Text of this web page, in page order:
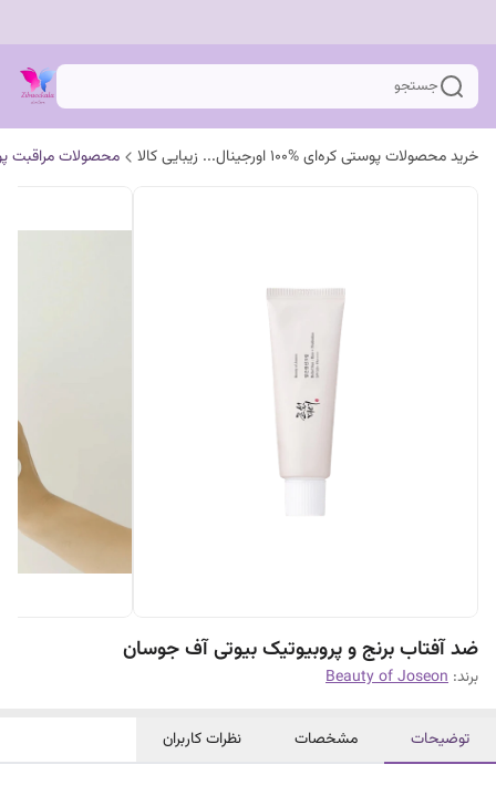
جستجو
خرید محصولات پوستی کره‌ای %100 اورجینال... زیبایی کالا محصولات مراقبت
ضد آفتاب برنج و پروبیوتیک بیوتی آف جوسان
برند: Beauty of Joseon
توضیحات مشخصات نظرات کاربران